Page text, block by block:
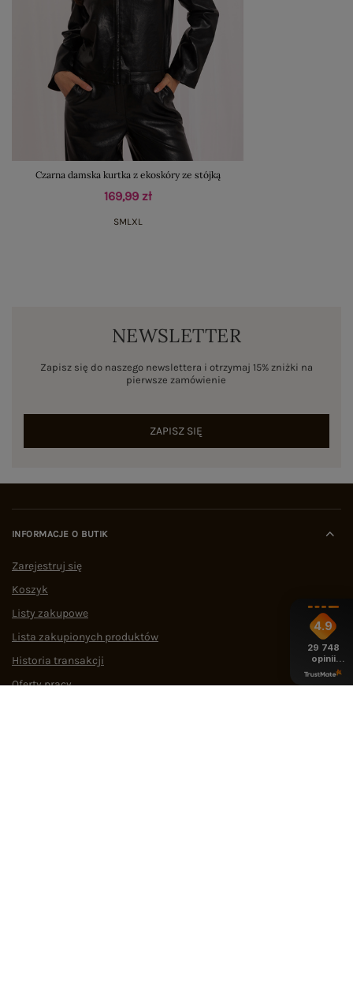
Czarna damska kurtka z ekoskóry ze stójką
169,99 zł
SML XL
NEWSLETTER
Zapisz się do naszego newslettera i otrzymaj 15% zniżki na
pierwsze zamówienie
ZAPISZ SIĘ
INFORMACJE O BUTIK
Zarejestruj się
Koszyk
Listy zakupowe
Lista zakupionych produktów
Historia transakcji
Oferty pracy
4.9
29 748
opinii
z całego